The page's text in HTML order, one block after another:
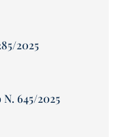
2025
645/2025